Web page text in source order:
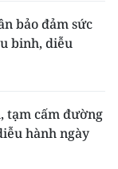
bảo đảm sức
binh, diễu
tạm cấm đường
hành ngày